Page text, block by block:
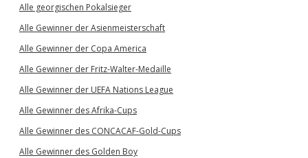
Alle georgischen Pokalsieger
Alle Gewinner der Asienmeisterschaft
Alle Gewinner der Copa America
Alle Gewinner der Fritz-Walter-Medaille
Alle Gewinner der UEFA Nations League
Alle Gewinner des Afrika-Cups
Alle Gewinner des CONCACAF-Gold-Cups
Alle Gewinner des Golden Boy